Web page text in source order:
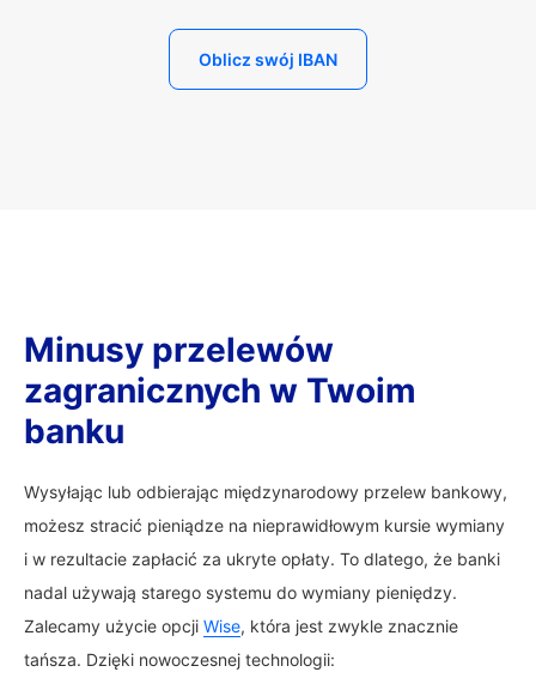
Oblicz swój IBAN
Minusy przelewów
zagranicznych w Twoim
banku
Wysyłając lub odbierając międzynarodowy przelew bankowy,
możesz stracić pieniądze na nieprawidłowym kursie wymiany
i w rezultacie zapłacić za ukryte opłaty. To dlatego, że banki
nadal używają starego systemu do wymiany pieniędzy.
Zalecamy użycie opcji Wise, która jest zwykle znacznie
tańsza. Dzięki nowoczesnej technologii: